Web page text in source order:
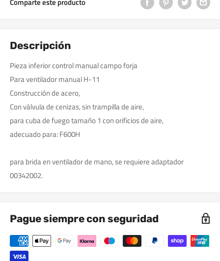
Descripción
Pieza inferior control manual campo forja
Para ventilador manual H-11
Construcción de acero,
Con válvula de cenizas, sin trampilla de aire,
para cuba de fuego tamaño 1 con orificios de aire,
adecuado para: F600H
para brida en ventilador de mano, se requiere adaptador
00342002.
Pague siempre con seguridad